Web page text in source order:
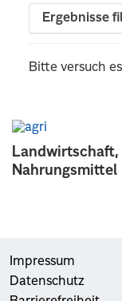
Nahrungsmittel
Ergebnisse
Bitte versuch
Impressum
Datenschutz